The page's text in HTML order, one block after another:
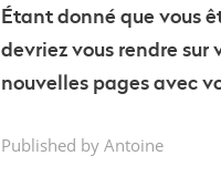
Étant donné que vous
devriez vous rendre sur
nouvelles pages avec
Published by Antoine